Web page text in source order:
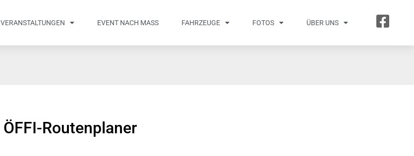
VERANSTALTUNGEN EVENT NACH MASS FAHRZEUGE FOTOS ÜBER UNS
ÖFFI-Routenplaner